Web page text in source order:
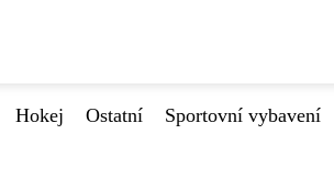
Hokej Ostatní Sportovní vybavení